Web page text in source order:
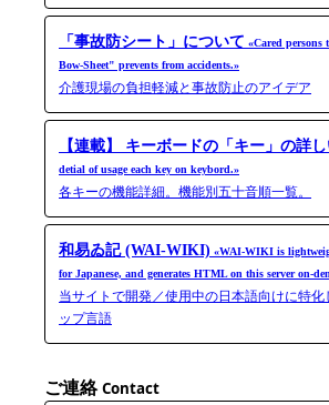
「事故防シート」について «Cared
Bow-​Sheet" prevents from accidents.»
介護現場の負担軽減と事故防止のアイデア
【連載】 キーボードの「キー」の詳
detial of usage each key on keybord.»
各キーの機能詳細。機能別五十音順一覧。
和易ゐ記 (WAI-WIKI) «WAI-WIKI is
for Japanese, and generates HTML on this server on-​
当サイトで開発／使用中の日本語向けに特化
ップ言語
ご連絡Contact